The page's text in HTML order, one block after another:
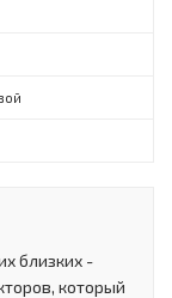
близких -
который